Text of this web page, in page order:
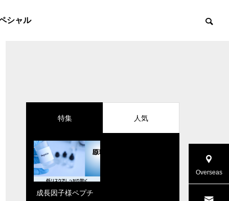
シャル
特集 人気
成長因子様ペプチ
「Reju Moon」が
Overseas